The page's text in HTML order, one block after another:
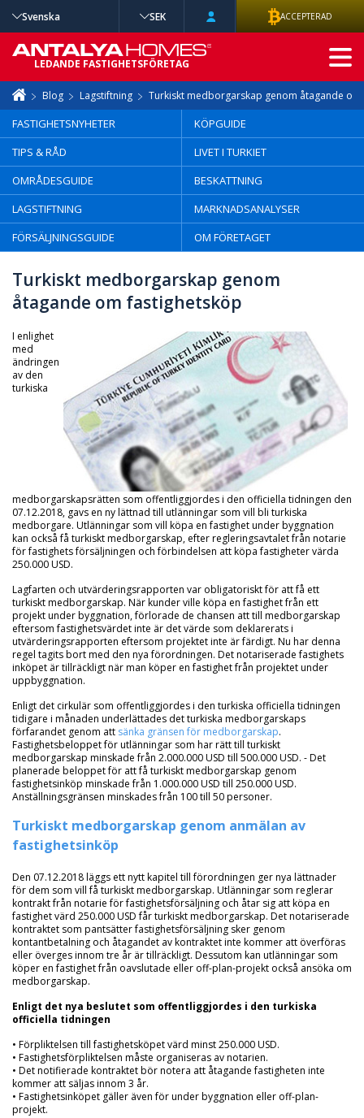
Blog Lagstiftning Turkiskt medborgarskap genom åtagande
FASTIGHETSNYHETER
KÖPGUIDE
TIPS & RÅD
LIVET I TURKIET
OMRÅDESGUIDE
BESKATTNING
LAGSTIFTNING
MARKNADSANALYSER
FÖRSÄLJNINGSGUIDE
OM FÖRETAGET
Turkiskt medborgarskap genom
åtagande om fastighetsköp
I enlighet
med
ändringen
av den
turkiska
medborgarskapsrätten som offentliggjordes i den officiella tidningen den
07.12.2018, gavs en ny lättnad till utlänningar som vill bli turkiska
medborgare. Utlänningar som vill köpa en fastighet under byggnation
kan också få turkiskt medborgarskap, efter regleringsavtalet från notarie
för fastighets försäljningen och förbindelsen att köpa fastigheter värda
250.000 USD.
Lagfarten och utvärderingsrapporten var obligatoriskt för att få ett
turkiskt medborgarskap. När kunder ville köpa en fastighet från ett
projekt under byggnation, förlorade de chansen att till medborgarskap
eftersom fastighetsvärdet inte är det värde som deklarerats i
utvärderingsrapporten eftersom projektet inte är färdigt. Nu har denna
regel tagits bort med den nya förordningen. Det notariserade fastighets
inköpet är tillräckligt när man köper en fastighet från projektet under
uppbyggnation.
Enligt det cirkulär som offentliggjordes i den turkiska officiella tidningen
tidigare i månaden underlättades det turkiska medborgarskaps
förfarandet genom att sänka gränsen för medborgarskap.
Fastighetsbeloppet för utlänningar som har rätt till turkiskt
medborgarskap minskade från 2.000.000 USD till 500.000 USD. - Det
planerade beloppet för att få turkiskt medborgarskap genom
fastighetsinköp minskade från 1.000.000 USD till 250.000 USD.
Anställningsgränsen minskades från 100 till 50 personer.
Turkiskt medborgarskap genom anmälan av
fastighetsinköp
Den 07.12.2018 läggs ett nytt kapitel till förordningen ger nya lättnader
för dem som vill få turkiskt medborgarskap. Utlänningar som reglerar
kontrakt från notarie för fastighetsförsäljning och åtar sig att köpa en
fastighet värd 250.000 USD får turkiskt medborgarskap. Det notariserade
kontraktet som pantsätter fastighetsförsäljning sker genom
kontantbetalning och åtagandet av kontraktet inte kommer att överföras
eller överges innom tre år är tillräckligt. Dessutom kan utlänningar som
köper en fastighet från oavslutade eller off-plan-projekt också ansöka om
medborgarskap.
Enligt det nya beslutet som offentliggjordes i den turkiska
officiella tidningen
• Förpliktelsen till fastighetsköpet värd minst 250.000 USD.
• Fastighetsförpliktelsen måste organiseras av notarien.
• Det notifierade kontraktet bör notera att åtagande fastigheten inte
kommer att säljas innom 3 år.
• Fastighetsinköpet gäller även för under byggnation eller off-plan-
projekt.
Svenska SEK ACCEPTERAD
LEDANDE FASTIGHETSFÖRETAG
AVANCERAD
SÖKNING